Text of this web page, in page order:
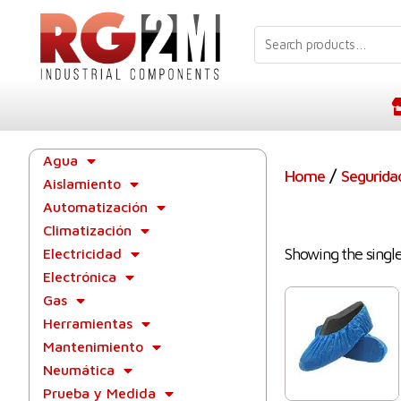
Agua
Aislamiento
Automatización
Climatización
Electricidad
Electrónica
Gas
Herramientas
Mantenimiento
Neumática
Prueba y Medida
Home /
Showing the